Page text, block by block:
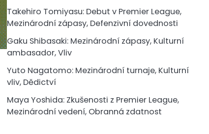
Takehiro Tomiyasu: Debut v Premier League,
Mezinárodní zápasy, Defenzivní dovednosti
Gaku Shibasaki: Mezinárodní zápasy, Kulturní
ambasador, Vliv
Yuto Nagatomo: Mezinárodní turnaje, Kulturní
vliv, Dědictví
Maya Yoshida: Zkušenosti z Premier League,
Mezinárodní vedení, Obranná zdatnost